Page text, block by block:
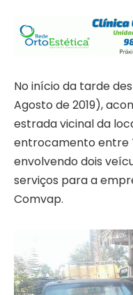
No início da tarde
Agosto de 2019),
estrada vicinal da
entrocamento entre
envolvendo dois
serviços para a
Comvap.